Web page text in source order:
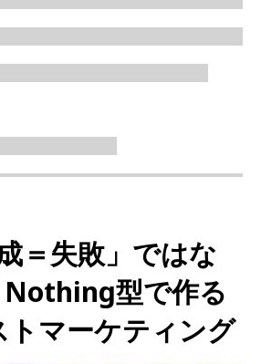
＝失敗」ではな
型で作る
トマーケティング